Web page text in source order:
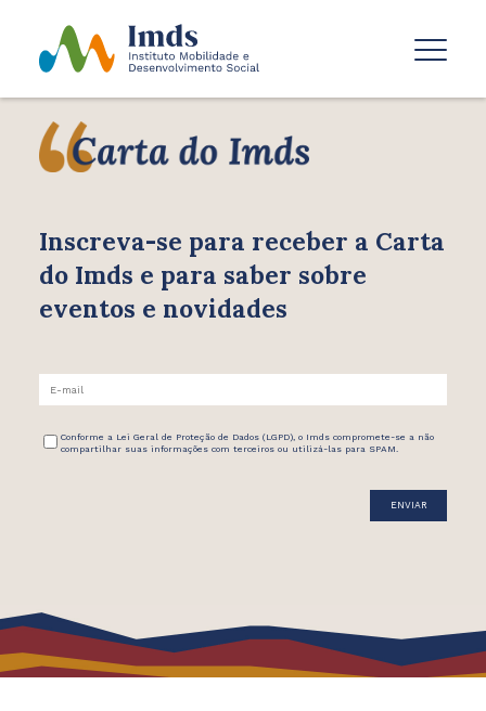
Inscreva-se para receber a Carta
do Imds e para saber sobre
eventos e novidades
Conforme a Lei Geral de Proteção de Dados (LGPD), o Imds compromete-se a não
compartilhar suas informações com terceiros ou utilizá-las para SPAM.